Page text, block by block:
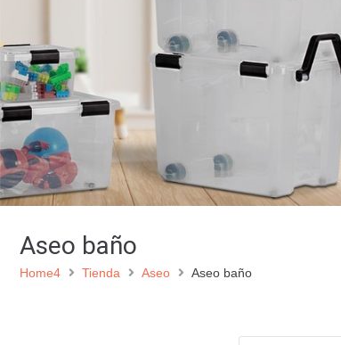
Aseo baño
Home4 Tienda Aseo Aseo baño